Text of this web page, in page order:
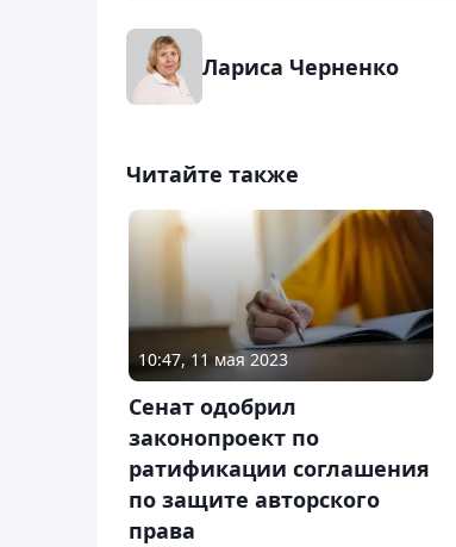
Лариса Черненко
Читайте также
10:47, 11 мая 2023
Сенат одобрил
законопроект по
ратификации соглашения
по защите авторского
права